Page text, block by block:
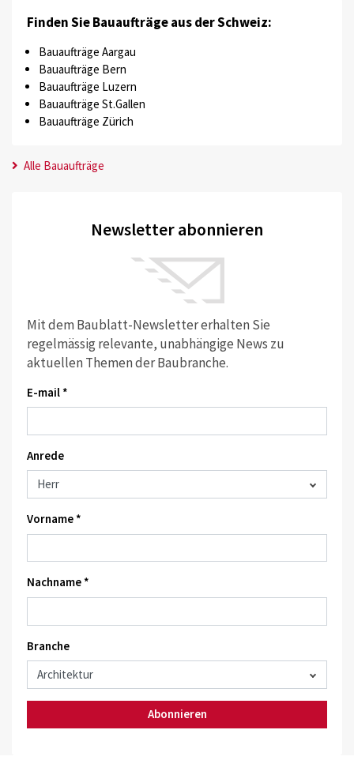
Finden Sie Bauaufträge aus der Schweiz:
Bauaufträge Aargau
Bauaufträge Bern
Bauaufträge Luzern
Bauaufträge St.Gallen
Bauaufträge Zürich
Alle Bauaufträge
Newsletter abonnieren
Mit dem Baublatt-Newsletter erhalten Sie
regelmässig relevante, unabhängige News zu
aktuellen Themen der Baubranche.
E-mail *
Anrede
Vorname *
Nachname *
Branche
Abonnieren